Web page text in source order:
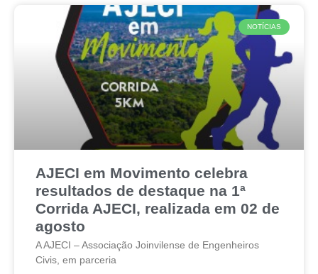
NOTÍCIAS
AJECI em Movimento celebra
resultados de destaque na 1ª
Corrida AJECI, realizada em 02 de
agosto
A AJECI – Associação Joinvilense de Engenheiros
Civis, em parceria